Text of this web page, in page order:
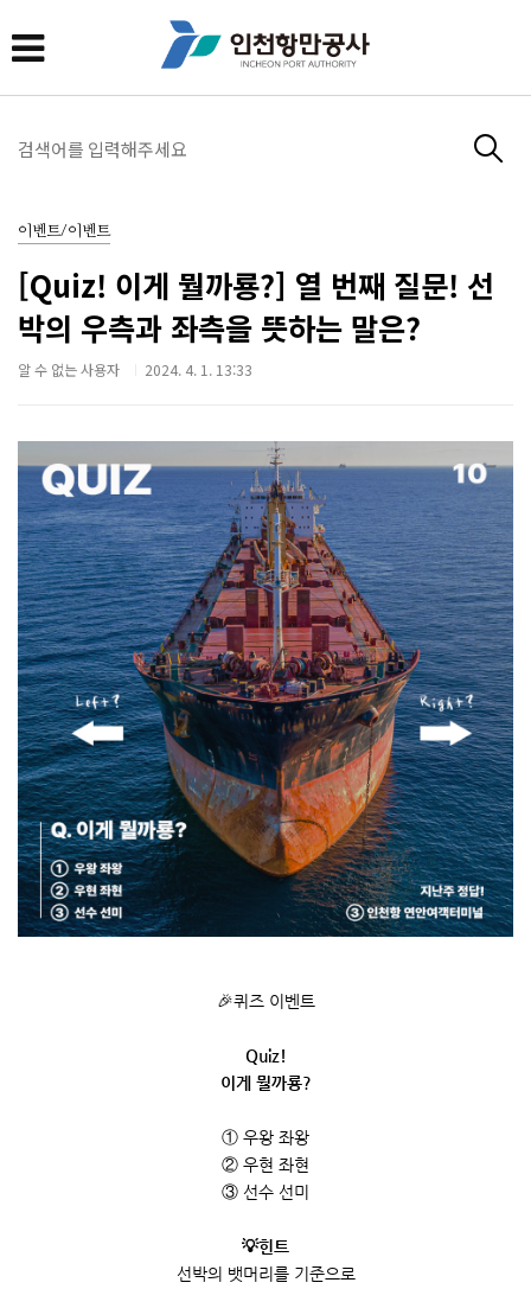
이벤트/이벤트
[Quiz! 이게 뭘까룡?] 열 번째 질문! 선
박의 우측과 좌측을 뜻하는 말은?
알 수 없는 사용자 2024. 4. 1. 13:33
🎉퀴즈 이벤트
Quiz!
이게 뭘까룡?
① 우왕 좌왕
② 우현 좌현
③ 선수 선미
💡힌트
선박의 뱃머리를 기준으로